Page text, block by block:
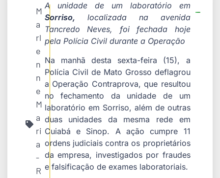
M
a
rl
e
n
n
e
M
a
ri
a
-
R
A unidade de um laboratório em
Sorriso, localizada na avenida
Tancredo Neves, foi fechada hoje
pela Polícia Civil durante a Operação
Na manhã desta sexta-feira (15), a
Polícia Civil de Mato Grosso deflagrou
a Operação Contraprova, que resultou
no fechamento da unidade de um
laboratório em Sorriso, além de outras
duas unidades da mesma rede em
Cuiabá e Sinop. A ação cumpre 11
ordens judiciais contra os proprietários
da empresa, investigados por fraudes
e falsificação de exames laboratoriais.